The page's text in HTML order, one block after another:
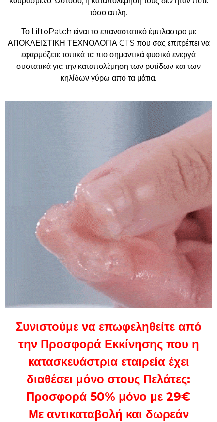
τόσο απλή.
Το LiftoPatch είναι το επαναστατικό έμπλαστρο με
ΑΠΟΚΛΕΙΣΤΙΚΗ ΤΕΧΝΟΛΟΓΙΑ CTS που σας επιτρέπει να
εφαρμόζετε τοπικά τα πιο σημαντικά φυσικά ενεργά
συστατικά για την καταπολέμηση των ρυτίδων και των
κηλίδων γύρω από τα μάτια.
Συνιστούμε να επωφεληθείτε από
την Προσφορά Εκκίνησης που η
κατασκευάστρια εταιρεία έχει
διαθέσει μόνο στους Πελάτες:
Προσφορά 50% μόνο με 29€
Με αντικαταβολή και δωρεάν